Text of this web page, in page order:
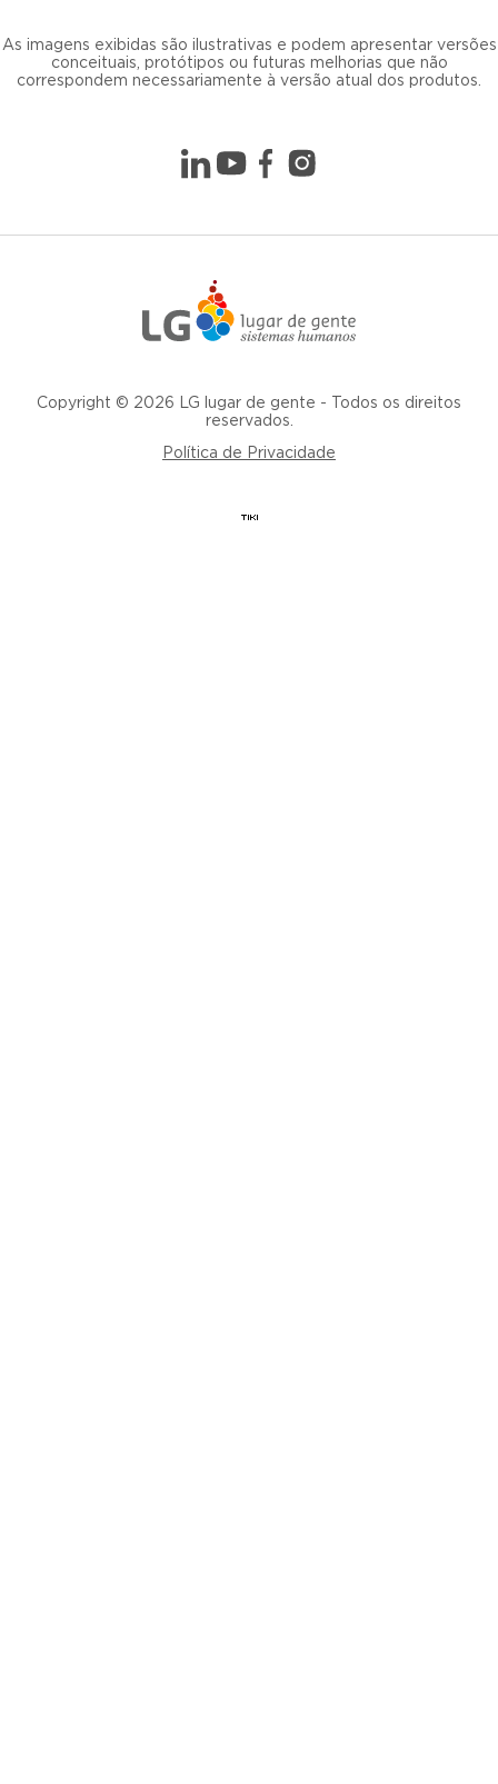
As imagens exibidas são ilustrativas e podem apresentar versões
conceituais, protótipos ou futuras melhorias que não
correspondem necessariamente à versão atual dos produtos.
Copyright © 2026 LG lugar de gente - Todos os direitos
reservados.
Política de Privacidade